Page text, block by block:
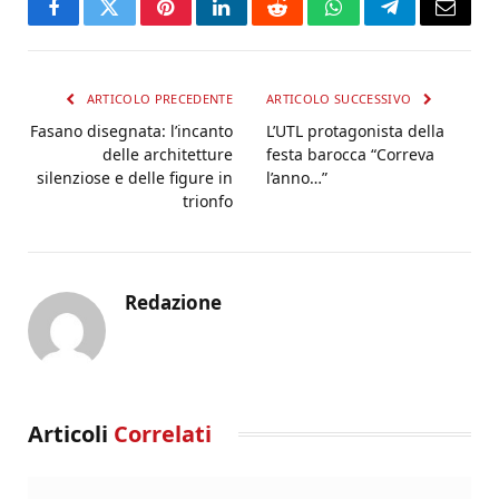
FacebookTwitterPinterestLinkedInRedditWhatsAppTelegramEmail
ARTICOLO PRECEDENTE
Fasano disegnata: l’incanto
delle architetture
silenziose e delle figure in
trionfo
ARTICOLO SUCCESSIVO
L’UTL protagonista della
festa barocca “Correva
l’anno…”
Redazione
Articoli Correlati